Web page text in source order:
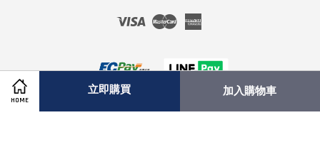
HOME
立即購買 加入購物車
Visa Master